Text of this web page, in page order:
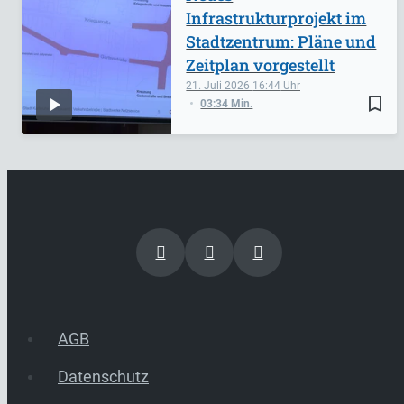
bookmark_border
21. Juli 2026 16:44
03:34 Min.
Infrastrukturprojekt im
Stadtzentrum: Pläne und
Zeitplan vorgestellt
AGB
Datenschutz